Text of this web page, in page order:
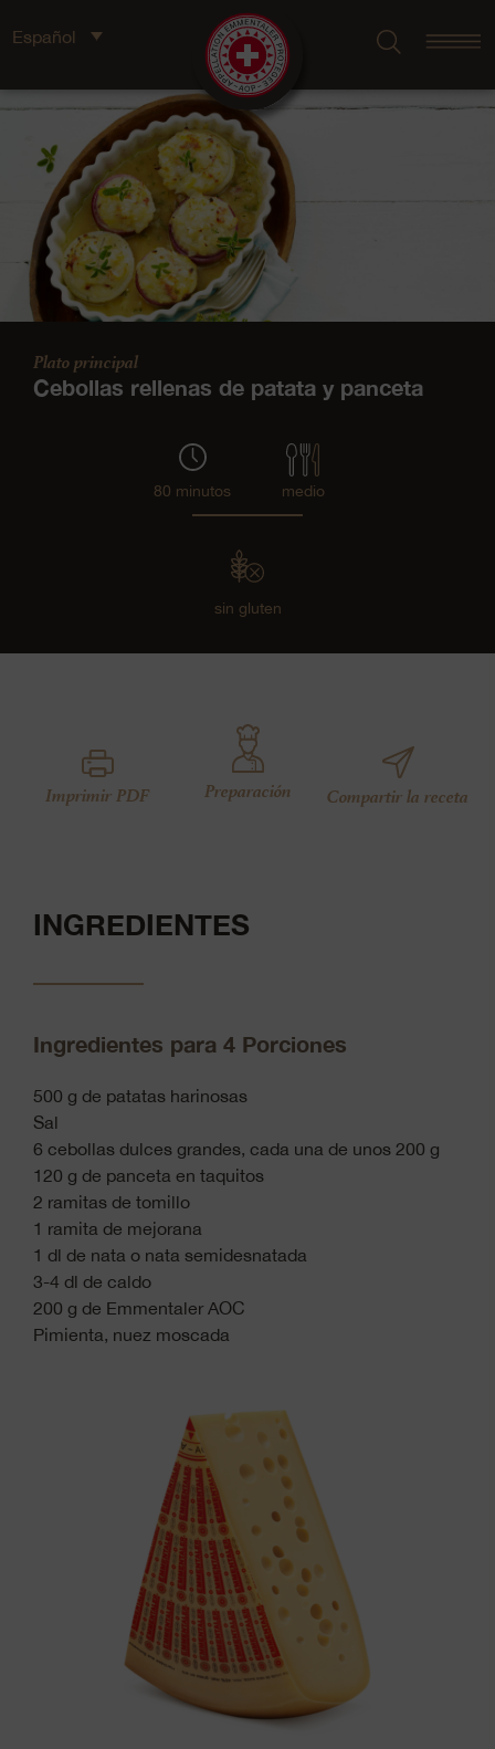
Español
Plato principal
Cebollas rellenas de patata y panceta
80 minutos medio
sin gluten
Imprimir PDF Preparación Compartir la receta
INGREDIENTES
Ingredientes para 4 Porciones
500 g de patatas harinosas
Sal
6 cebollas dulces grandes, cada una de unos 200 g
120 g de panceta en taquitos
2 ramitas de tomillo
1 ramita de mejorana
1 dl de nata o nata semidesnatada
3-4 dl de caldo
200 g de Emmentaler AOC
Pimienta, nuez moscada